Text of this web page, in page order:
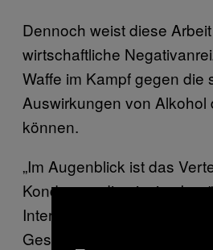
Dennoch weist diese
wirtschaftliche
Waffe im Kampf gegen die
Auswirkungen von Alkohol
können.
„Im Augenblick ist das
Kondomen die einzige
Intervention im Bezug auf
Geschlechtskrankheiten,